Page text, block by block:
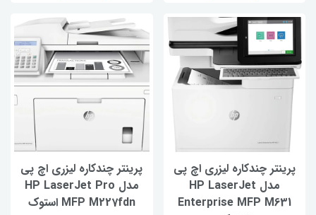
چندکاره لیزری اچ پی
مدل HP LaserJet
Enterprise MFP
پرینتر چندکاره لیزری اچ پی
مدل HP LaserJet Pro
MFP M227fdn استوک